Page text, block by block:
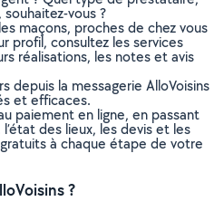
vous ?
maçons, proches de chez vous
profil, consultez les services
réalisations, les notes et avis
depuis la messagerie AlloVoisins
et efficaces.
paiement en ligne, en passant
des lieux, les devis et les
à chaque étape de votre
?